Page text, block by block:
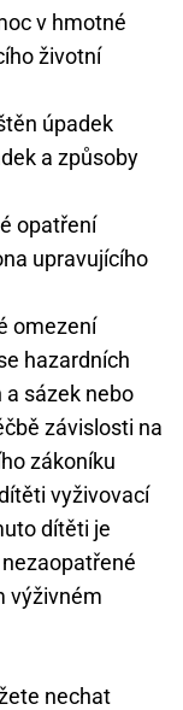
v hmotné
životní
úpadek
a způsoby
opatření
upravujícího
omezení
hazardních
a sázek nebo
závislosti na
zákoníku
vyživovací
dítěti je
výživném
nechat